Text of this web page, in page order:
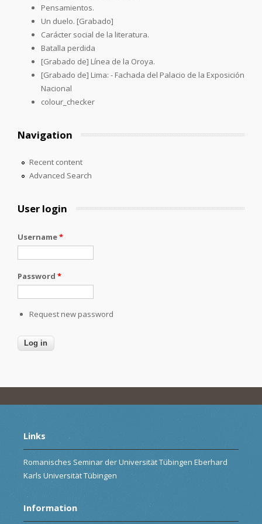
Pensamientos.
Un duelo. [Grabado]
Carácter social de la literatura.
Batalla perdida
[Grabado de] Línea de la Oroya.
[Grabado de] Lima: - Fachada del Palacio de la Exposición
Nacional
colour_checker
Navigation
Recent content
Advanced Search
User login
Username*
Password *
Request new password
Links
Romanisches Seminar der Universität Tübingen Eberhard
Karls Universität Tübingen
Information